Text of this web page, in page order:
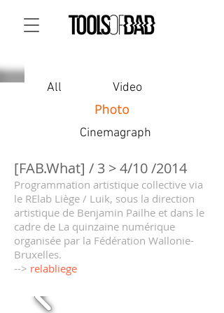
[FAB.What] / 3 > 4/10 /2014
Programmation artistique collective via
le RElab Liège / Luik, sous la direction
artistique de Benjamin Pailhe et dans le
cadre de La quinzaine numérique
organisée par la Fédération Wallonie-
Bruxelles.
--> relabliege
All Video
Cinemagraph